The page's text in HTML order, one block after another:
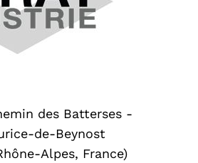
des Batterses -
de-Beynost
Alpes, France)